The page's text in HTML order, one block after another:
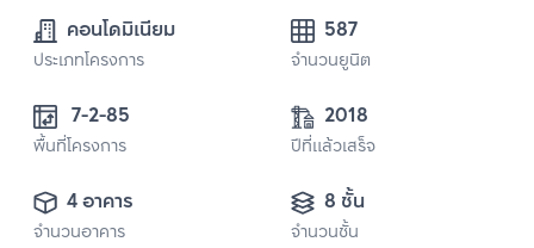
คอนโดมิเนียม
ประเภทโครงการ
587
จำนวนยูนิต
พื้นที่โครงการ
2018
ปีที่แล้วเสร็จ
4 อาคาร
จำนวนอาคาร
8 ชั้น
จำนวนชั้น